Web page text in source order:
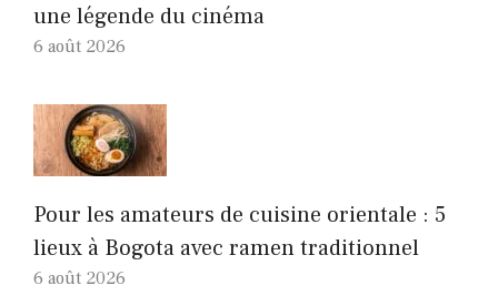
une légende du cinéma
6 août 2026
Pour les amateurs de cuisine orientale : 5
lieux à Bogota avec ramen traditionnel
6 août 2026